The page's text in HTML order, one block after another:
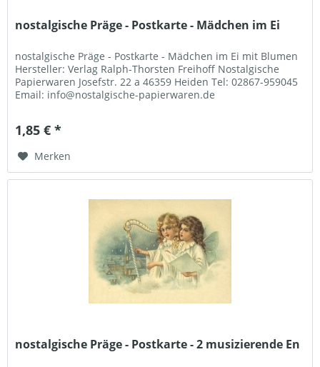
nostalgische Präge - Postkarte - Mädchen im Ei
nostalgische Präge - Postkarte - Mädchen im Ei mit Blumen
Hersteller: Verlag Ralph-Thorsten Freihoff Nostalgische
Papierwaren Josefstr. 22 a 46359 Heiden Tel: 02867-959045
Email: info@nostalgische-papierwaren.de
1,85 € *
Merken
nostalgische Präge - Postkarte - 2 musizierende En